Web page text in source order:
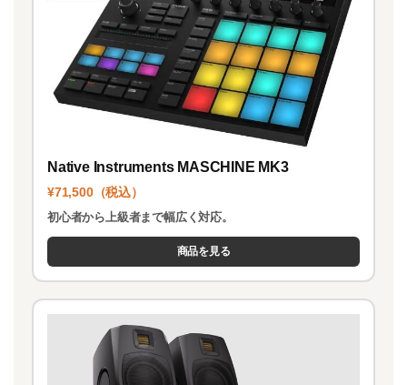
Native Instruments MASCHINE MK3
¥71,500（税込）
初心者から上級者まで幅広く対応。
商品を見る